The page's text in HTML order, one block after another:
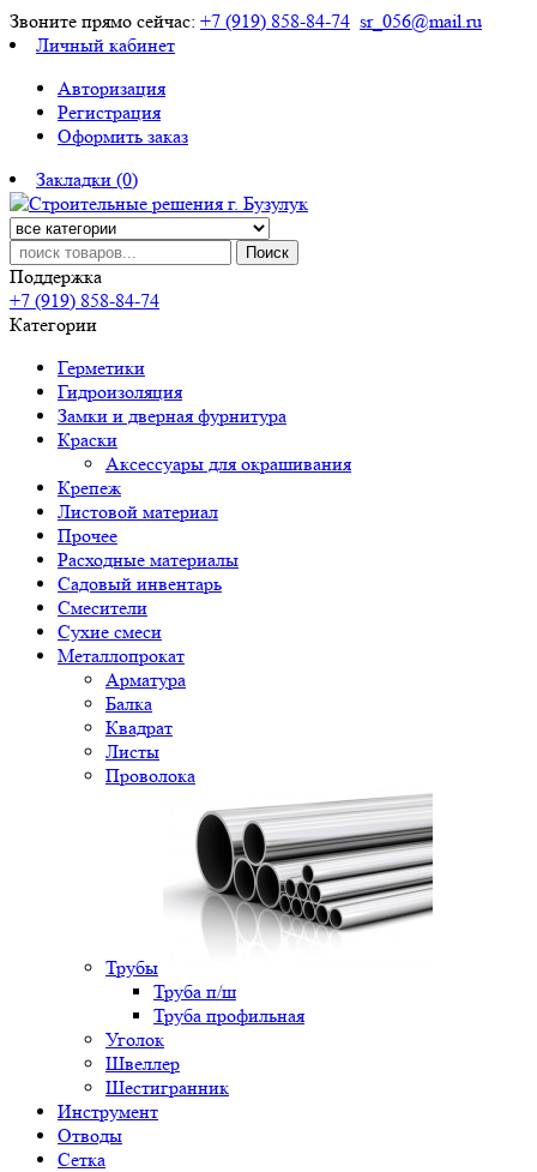
Звоните прямо сейчас: +7 (919) 858-84-74 sr_056@mail.ru
Личный кабинет
Авторизация
Регистрация
Оформить заказ
Закладки (0)
Поиск
Поддержка
+7 (919) 858-84-74
Категории
Герметики
Гидроизоляция
Замки и дверная фурнитура
Краски
Аксессуары для окрашивания
Крепеж
Листовой материал
Прочее
Расходные материалы
Садовый инвентарь
Смесители
Сухие смеси
Металлопрокат
Арматура
Балка
Квадрат
Листы
Проволока
Трубы
Труба п/ш
Труба профильная
Уголок
Швеллер
Шестигранник
Инструмент
Отводы
Сетка